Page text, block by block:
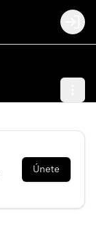
Login
Únete